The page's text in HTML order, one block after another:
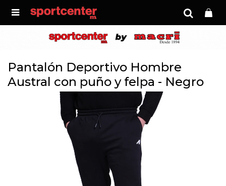

Pantalón Deportivo Hombre
Austral con puño y felpa - Negro